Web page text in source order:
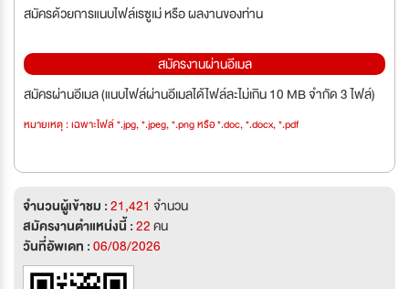
สมัครด้วยการแนบไฟล์เรซูเม่ หรือ ผลงานของท่าน
สมัครงานผ่านอีเมล
สมัครผ่านอีเมล (แนบไฟล์ผ่านอีเมลได้ไฟล์ละไม่เกิน 10 MB จำกัด 3 ไฟล์)
หมายเหตุ : เฉพาะไฟล์ *.jpg, *.jpeg, *.png หรือ *.doc, *.docx, *.pdf
จำนวนผู้เข้าชม :21,421 จำนวน
สมัครงานตำแหน่งนี้ :22คน
วันที่อัพเดท :06/08/2026